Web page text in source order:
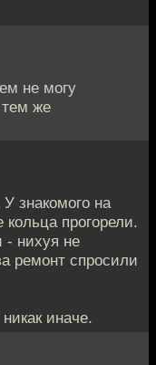
не могу
же
знакомого на
прогорели.
- нихуя не
ремонт спросили
иначе.